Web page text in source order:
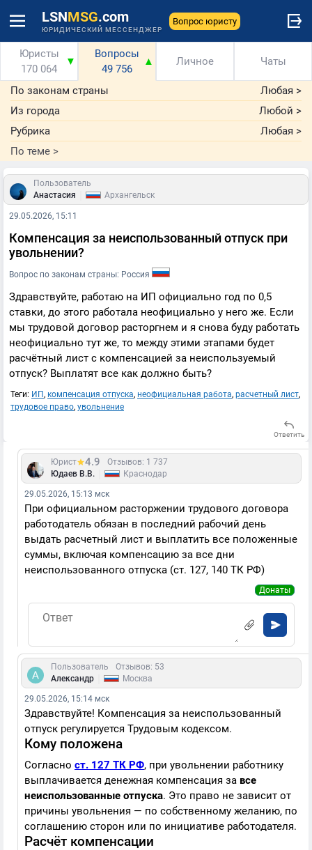
LSNMSG.com
ЮРИДИЧЕСКИЙ МЕССЕНДЖЕР
Вопрос юристу
Юристы
170 064
▼
Вопросы
49 756
▲ Личное Чаты
По законам страны Любая >
Из города
Любой >
Рубрика
Любая >
По теме >
Пользователь
Анастасия
Архангельск
29.05.2026, 15:11
Компенсация за неиспользованный отпуск при
увольнении?
Вопрос по законам страны: Россия
Здравствуйте, работаю на ИП официально год по 0,5
ставки, до этого работала неофициально у него же. Если
мы трудовой договор расторгнем и я снова буду работать
неофициально тут же, то между этими этапами будет
расчётный лист с компенсацией за неиспользуемый
отпуск? Выплатят все как должно быть?
Теги: ИП, компенсация отпуска, неофициальная работа, расчетный лист,
трудовое право, увольнение
Ответить
Юрист 4.9
Отзывов: 1 737
Юдаев В.В.
Краснодар
29.05.2026, 15:13 мск
При официальном расторжении трудового договора
работодатель обязан в последний рабочий день
выдать расчетный лист и выплатить все положенные
суммы, включая компенсацию за все дни
неиспользованного отпуска (ст. 127, 140 ТК РФ)
Донаты
Пользователь
Отзывов: 53
Александр
Москва
29.05.2026, 15:14 мск
Здравствуйте! Компенсация за неиспользованный
отпуск регулируется Трудовым кодексом.
Кому положена
Согласно ст. 127 ТК РФ, при увольнении работнику
выплачивается денежная компенсация за все
неиспользованные отпуска. Это право не зависит от
причины увольнения — по собственному желанию, по
соглашению сторон или по инициативе работодателя.
Расчёт компенсации